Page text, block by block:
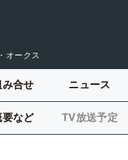
オークス
み合せ ニュース
要など TV放送予定